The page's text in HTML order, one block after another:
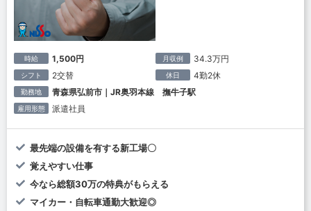
時給 1,500円 月収例 34.3万円
シフト 2交替 休日 4勤2休
勤務地 青森県弘前市｜JR奥羽本線 撫牛子駅
雇用形態 派遣社員
最先端の設備を有する新工場〇
覚えやすい仕事
今なら総額30万の特典がもらえる
マイカー・自転車通勤大歓迎◎